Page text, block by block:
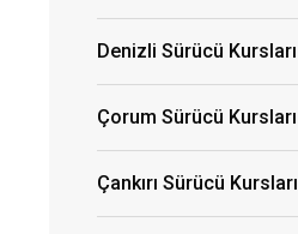
Denizli Sürücü Kursları
Çorum Sürücü Kursları
Çankırı Sürücü Kursları